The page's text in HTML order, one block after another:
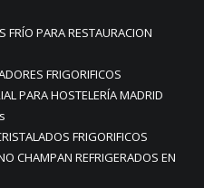
FRÍO PARA RESTAURACION
FRIGORIFICOS
PARA HOSTELERÍA MADRID
FRIGORIFICOS
CHAMPAN REFRIGERADOS EN